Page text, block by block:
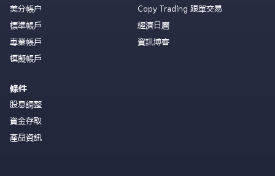
美分帳户
標準帳戶
專業帳戶
模擬帳戶
條件
股息調整
資金存取
產品資訊
Copy Trading 跟單交易
經濟日曆
資訊博客